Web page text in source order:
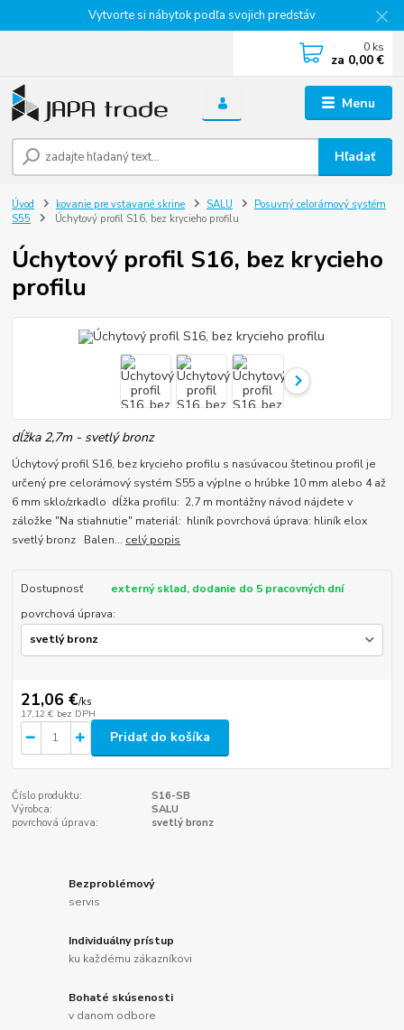
Vytvorte si nábytok podľa svojich predstáv
Menu
Hľadať
0 ks
za 0,00 €
Úvod kovanie pre vstavané skrine SALU
Posuvný celorámový systém
S55
Úchytový profil S16, bez krycieho profilu
Úchytový profil S16, bez krycieho
profilu
dĺžka 2,7m - svetlý bronz
Úchytový profil S16, bez krycieho profilu s nasúvacou štetinou profil je
určený pre celorámový systém S55 a výplne o hrúbke 10 mm alebo 4 až
6 mm sklo/zrkadlo dĺžka profilu: 2,7 m montážny návod nájdete v
záložke "Na stiahnutie" materiál: hliník povrchová úprava: hliník elox
svetlý bronz Balen... celý popis
Dostupnosť
externý sklad, dodanie do 5 pracovných dní
povrchová úprava:
21,06 €/ks
17,12 € bez DPH
Pridať do košíka
Číslo produktu:
S16-SB
Výrobca:
SALU
povrchová úprava:
svetlý bronz
Bezproblémový
servis
Individuálny prístup
ku každému zákazníkovi
Bohaté skúsenosti
v danom odbore